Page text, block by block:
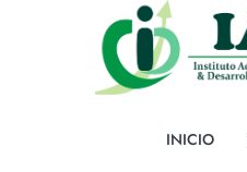
INICIO